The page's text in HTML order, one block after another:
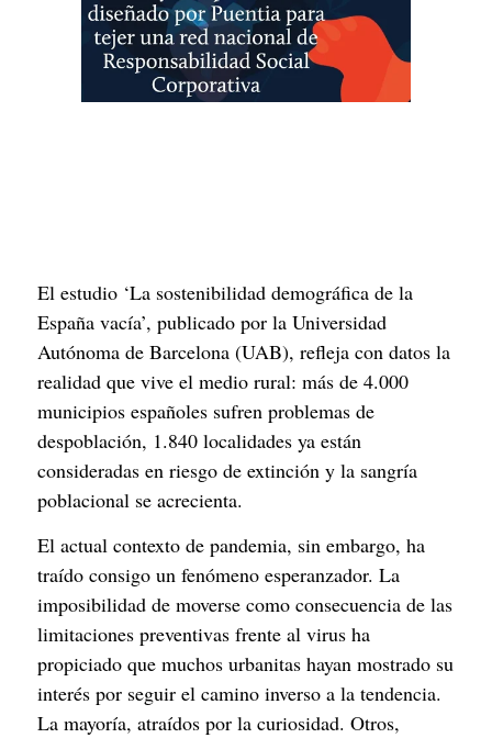
El estudio ‘La sostenibilidad demográfica de la
España vacía’, publicado por la Universidad
Autónoma de Barcelona (UAB), refleja con datos la
realidad que vive el medio rural: más de 4.000
municipios españoles sufren problemas de
despoblación, 1.840 localidades ya están
consideradas en riesgo de extinción y la sangría
poblacional se acrecienta.
El actual contexto de pandemia, sin embargo, ha
traído consigo un fenómeno esperanzador. La
imposibilidad de moverse como consecuencia de las
limitaciones preventivas frente al virus ha
propiciado que muchos urbanitas hayan mostrado su
interés por seguir el camino inverso a la tendencia.
La mayoría, atraídos por la curiosidad. Otros,